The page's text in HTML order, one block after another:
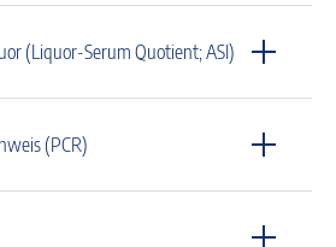
(Liquor-Serum Quotient; ASI)
(PCR)